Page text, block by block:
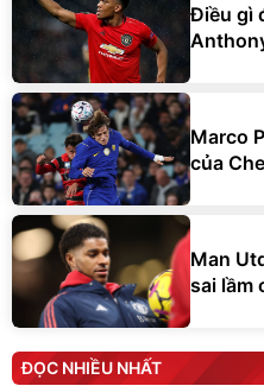
Điều gì
Marco
của
Man
sai lầm
ĐỌC NHIỀU NHẤT